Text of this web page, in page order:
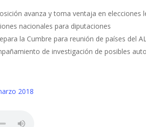
para cerraravanza y toma ventaja en elecciones
nacionales para diputaciones
la Cumbre para reunión de países del
de investigación de posibles
2018